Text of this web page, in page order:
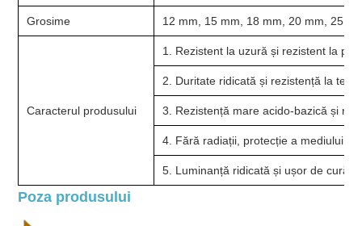
Grosime 12 mm, 15 mm, 18 mm, 20 mm, 25
Caracterul produsului
1. Rezistent la uzură și rezistent la
2. Duritate ridicată și rezistență la
3. Rezistență mare acido-bazică și
4. Fără radiații, protecție a mediului și
5. Luminanță ridicată și ușor de curățat
Poza produsului